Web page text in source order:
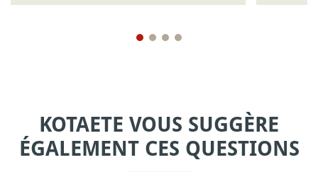
KOTAETE VOUS SUGGÈRE
ÉGALEMENT CES QUESTIONS